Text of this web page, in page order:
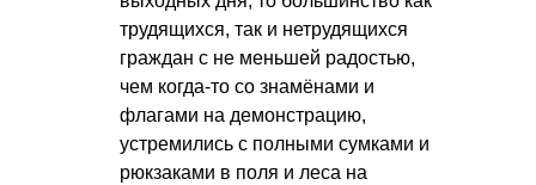
трудящихся, так и нетрудящихся
граждан с не меньшей радостью,
чем когда-то со знамёнами и
флагами на демонстрацию,
устремились с полными сумками и
рюкзаками в поля и леса на